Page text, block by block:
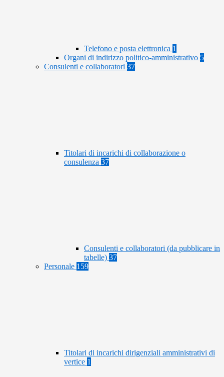
Telefono e posta elettronica 1
Organi di indirizzo politico-amministrativo 5
Consulenti e collaboratori 37
Titolari di incarichi di collaborazione o
consulenza 37
Consulenti e collaboratori (da pubblicare in
tabelle) 37
Personale 159
Titolari di incarichi dirigenziali amministrativi di
vertice 1